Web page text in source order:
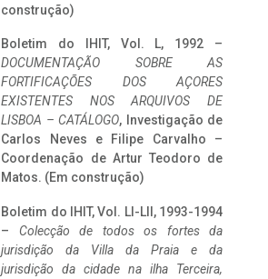
construção)
Boletim do IHIT, Vol. L, 1992 –
DOCUMENTAÇÃO SOBRE AS
FORTIFICAÇÕES DOS AÇORES
EXISTENTES NOS ARQUIVOS DE
LISBOA – CATÁLOGO, Investigação de
Carlos Neves e Filipe Carvalho –
Coordenação de Artur Teodoro de
Matos. (Em construção)
Boletim do IHIT, Vol. LI-LII, 1993-1994
– Colecção de todos os fortes da
jurisdição da Villa da Praia e da
jurisdição da cidade na ilha Terceira,